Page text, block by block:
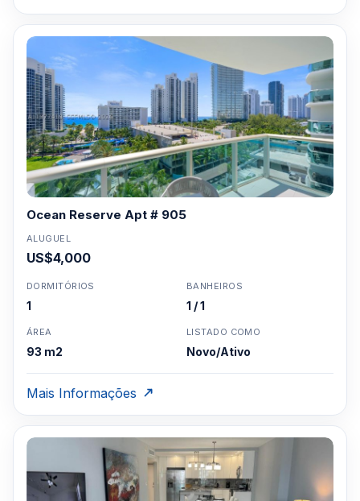
Ocean Reserve Apt # 905
ALUGUEL
US$4,000
DORMITÓRIOS
1
BANHEIROS
1 / 1
ÁREA
93 m2
LISTADO COMO
Novo/Ativo
Mais Informações